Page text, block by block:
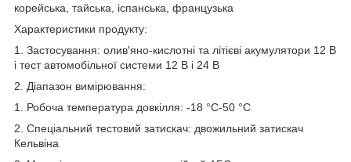
корейська, тайська, іспанська, французька
Характеристики продукту:
1. Застосування: олив'яно-кислотні та літієві акумулятори 12 В
і тест автомобільної системи 12 В і 24 В
2. Діапазон вимірювання:
1. Робоча температура довкілля: -18 °C-50 °C
2. Спеціальний тестовий затискач: двожильний затискач
Кельвіна